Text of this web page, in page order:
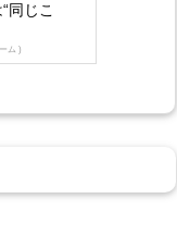
同じこ
ム )